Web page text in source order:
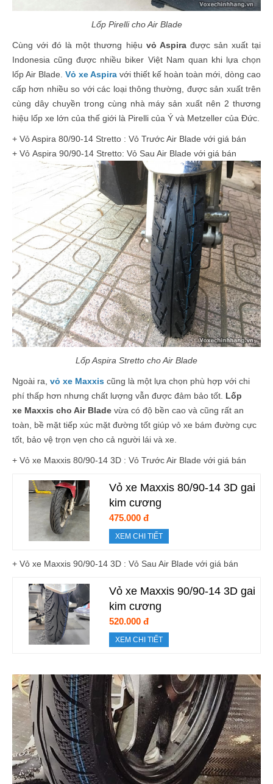
Lốp Pirelli cho Air Blade
Cùng với đó là một thương hiệu vỏ Aspirađược sản xuất tại
Indonesia cũng được nhiều biker Việt Nam quan khi lựa chọn
lốp Air Blade. Vỏ xe Aspira với thiết kế hoàn toàn mới, dòng cao
cấp hơn nhiều so với các loại thông thường, được sản xuất trên
cùng dây chuyền trong cùng nhà máy sản xuất nên 2 thương
hiệu lốp xe lớn của thế giới là Pirelli của Ý và Metzeller của Đức.
+ Vỏ Aspira 80/90-14 Stretto : Vỏ Trước Air Blade với giá bán
+ Vỏ Aspira 90/90-14 Stretto: Vỏ Sau Air Blade với giá bán
Lốp Aspira Stretto cho Air Blade
Ngoài ra, vỏ xe Maxxis cũng là một lựa chọn phù hợp với chi
phí thấp hơn nhưng chất lượng vẫn được đảm bảo tốt. Lốp
xe Maxxis cho Air Blade vừa có độ bền cao và cũng rất an
toàn, bề mặt tiếp xúc mặt đường tốt giúp vỏ xe bám đường cực
tốt, bảo vệ trọn vẹn cho cả người lái và xe.
+ Vỏ xe Maxxis 80/90-14 3D : Vỏ Trước Air Blade với giá bán
Vỏ xe Maxxis 80/90-14 3D gai
kim cương
475.000 đ
XEM CHI TIẾT
+ Vỏ xe Maxxis 90/90-14 3D : Vỏ Sau Air Blade với giá bán
Vỏ xe Maxxis 90/90-14 3D gai
kim cương
520.000 đ
XEM CHI TIẾT